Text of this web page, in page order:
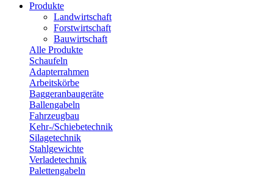
Produkte
Landwirtschaft
Forstwirtschaft
Bauwirtschaft
Alle Produkte
Schaufeln
Adapterrahmen
Arbeitskörbe
Bagger­anbaugeräte
Ballengabeln
Fahrzeugbau
Kehr-/­Schiebetechnik
Silagetechnik
Stahlgewichte
Verladetechnik
Palettengabeln